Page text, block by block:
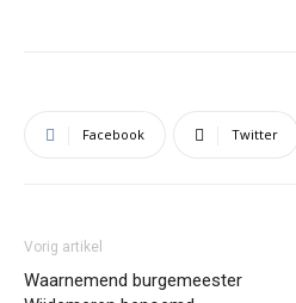
Facebook Twitter
Vorig artikel
Waarnemend burgemeester